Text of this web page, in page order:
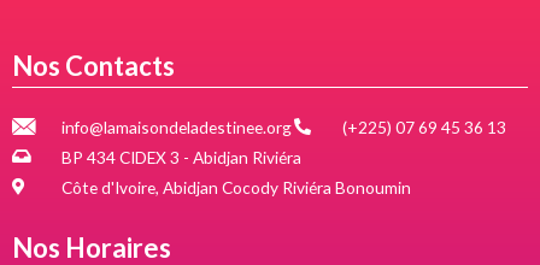
Nos Contacts
info@lamaisondeladestinee.org
(+225) 07 69 45 36 13
BP 434 CIDEX 3 - Abidjan Riviéra
Côte d'Ivoire, Abidjan Cocody Riviéra Bonoumin
Nos Horaires